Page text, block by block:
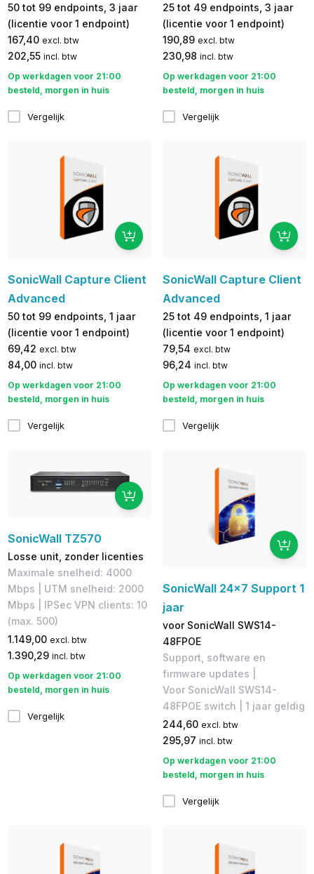
50 tot 99 endpoints, 3 jaar
(licentie voor 1 endpoint)
167,40 excl. btw
202,55 incl. btw
Op werkdagen voor 21:00
besteld, morgen in huis
Vergelijk
25 tot 49 endpoints, 3 jaar
(licentie voor 1 endpoint)
190,89 excl. btw
230,98 incl. btw
Op werkdagen voor 21:00
besteld, morgen in huis
Vergelijk
SonicWall Capture Client
Advanced
50 tot 99 endpoints, 1 jaar
(licentie voor 1 endpoint)
69,42 excl. btw
84,00 incl. btw
Op werkdagen voor 21:00
besteld, morgen in huis
Vergelijk
SonicWall Capture Client
Advanced
25 tot 49 endpoints, 1 jaar
(licentie voor 1 endpoint)
79,54 excl. btw
96,24 incl. btw
Op werkdagen voor 21:00
besteld, morgen in huis
Vergelijk
SonicWall TZ570
Losse unit, zonder licenties
Maximale snelheid: 4000
Mbps | UTM snelheid: 2000
Mbps | IPSec VPN clients: 10
(max. 500)
1.149,00 excl. btw
1.390,29 incl. btw
Op werkdagen voor 21:00
besteld, morgen in huis
Vergelijk
SonicWall 24x7 Support 1
jaar
voor SonicWall SWS14-
48FPOE
Support, software en
firmware updates |
Voor SonicWall SWS14-
48FPOE switch | 1 jaar geldig
244,60 excl. btw
295,97 incl. btw
Op werkdagen voor 21:00
besteld, morgen in huis
Vergelijk